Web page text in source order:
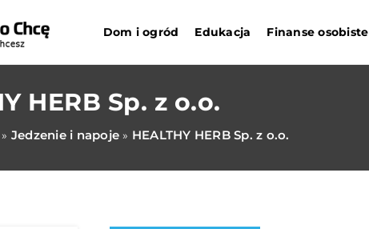
Dom i ogród Edukacja Finanse osobiste
HERB Sp. z o.o.
» Jedzenie i napoje » HEALTHY HERB Sp. z o.o.